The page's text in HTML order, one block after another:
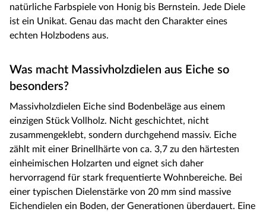
natürliche Farbspiele von Honig bis Bernstein. Jede Diele
ist ein Unikat. Genau das macht den Charakter eines
echten Holzbodens aus.
Was macht Massivholzdielen aus Eiche so
besonders?
Massivholzdielen Eiche sind Bodenbeläge aus einem
einzigen Stück Vollholz. Nicht geschichtet, nicht
zusammengeklebt, sondern durchgehend massiv. Eiche
zählt mit einer Brinellhärte von ca. 3,7 zu den härtesten
einheimischen Holzarten und eignet sich daher
hervorragend für stark frequentierte Wohnbereiche. Bei
einer typischen Dielenstärke von 20 mm sind massive
Eichendielen ein Boden, der Generationen überdauert. Eine